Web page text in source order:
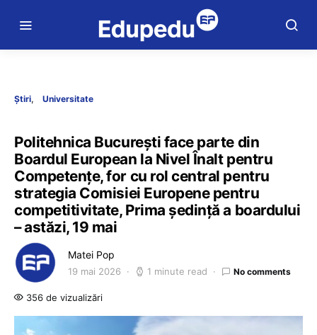
Știri Universitate
Politehnica București face parte din
Boardul European la Nivel Înalt pentru
Competențe, for cu rol central pentru
strategia Comisiei Europene pentru
competitivitate, Prima ședință a boardului
– astăzi, 19 mai
Matei Pop
19 mai 2026 1 minute read No comments
356 de vizualizări